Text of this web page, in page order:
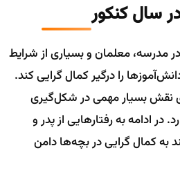
سال کنکور
مدرسه، معلمان و بسیاری از شرایط
را درگیر کمال گرایی کند.
نقش بسیار مهمی در شکل‌گیری
در ادامه به رفتارهایی از پدر و
به کمال گرایی در بچه‌ها دامن